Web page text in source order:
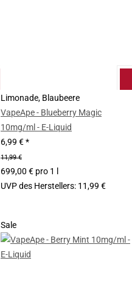
Limonade, Blaubeere
VapeApe - Blueberry Magic
10mg/ml - E-Liquid
6,99 €*
11,99 €
699,00 € pro 1 l
UVP des Herstellers: 11,99 €
Sale